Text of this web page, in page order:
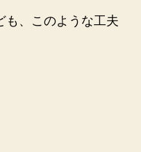
も、このような工夫